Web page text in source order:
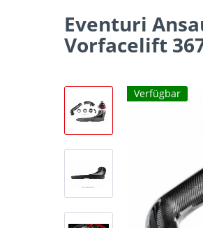
Eventuri
Vorfacelift
Verfügbar